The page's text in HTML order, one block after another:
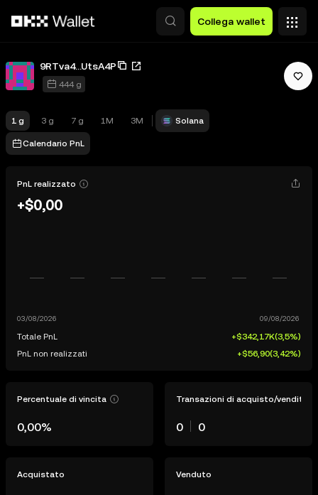
Collega wallet
9RTva4...UtsA4P
444 g
1 g 3 g 7 g 1M 3M Solana
Calendario PnL
PnL realizzato
+$0,00
Totale PnL +$342,17K(3,5%)
PnL non realizzati
+$56,90(3,42%)
Percentuale di vincita
0,00%
Transazioni di acquisto/vendita
0 0
Acquistato Venduto